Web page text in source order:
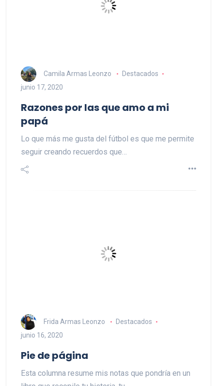
Camila Armas Leonzo
Destacados
junio 17, 2020
Razones por las que amo a mi
papá
Lo que más me gusta del fútbol es que me permite
seguir creando recuerdos que…
Frida Armas Leonzo
Destacados
junio 16, 2020
Pie de página
Esta columna resume mis notas que pondría en un